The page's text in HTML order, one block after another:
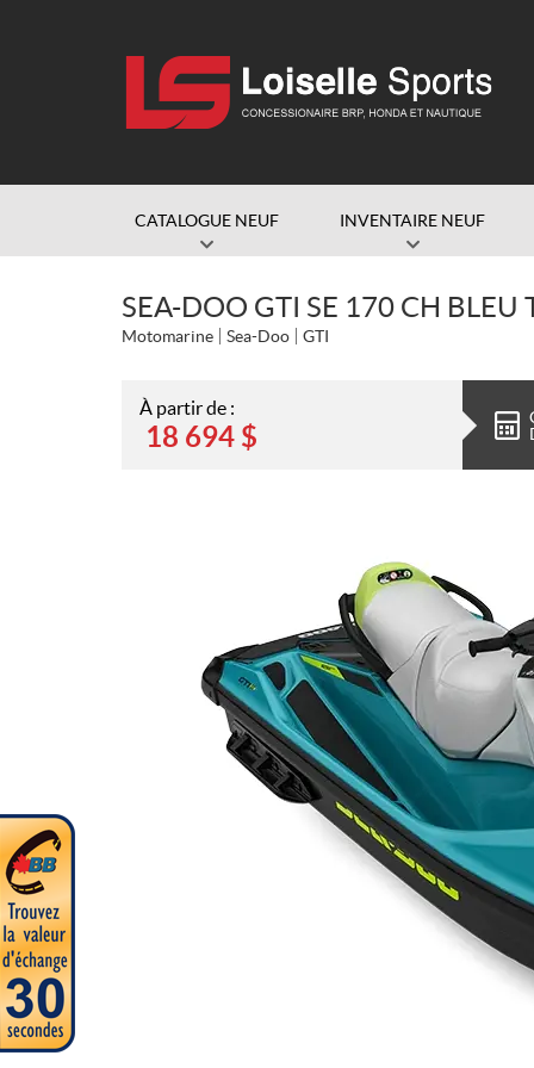
CATALOGUE NEUF INVENTAIRE NEUF
SEA-DOO GTI SE 170 CH
Motomarine Sea-Doo GTI
À partir de :
18 694 $